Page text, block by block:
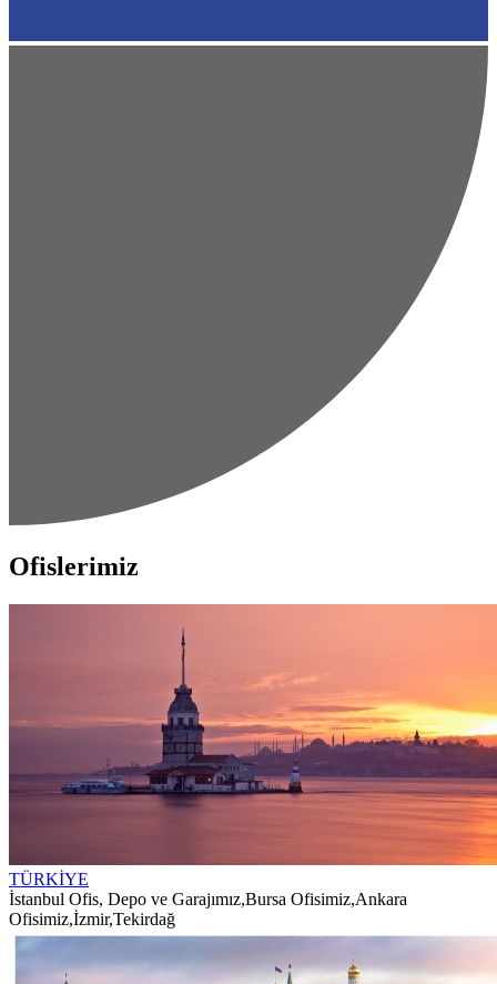
Ofislerimiz
TÜRKİYE
İstanbul Ofis, Depo ve Garajımız,Bursa Ofisimiz,Ankara
Ofisimiz,İzmir,Tekirdağ